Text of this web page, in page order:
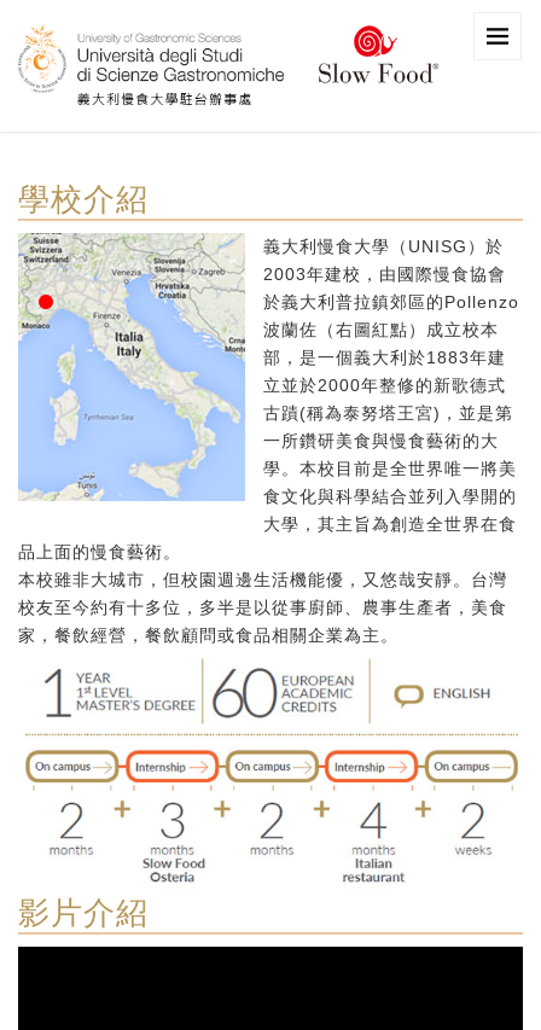
學校介紹
義大利慢食大學（UNISG）於
2003年建校，由國際慢食協會
於義大利普拉鎮郊區的Pollenzo
波蘭佐（右圖紅點）成立校本
部，是一個義大利於1883年建
立並於2000年整修的新歌德式
古蹟(稱為泰努塔王宮)，並是第
一所鑽研美食與慢食藝術的大
學。本校目前是全世界唯一將美
食文化與科學結合並列入學開的
大學，其主旨為創造全世界在食
品上面的慢食藝術。
本校雖非大城市，但校園週邊生活機能優，又悠哉安靜。台灣
校友至今約有十多位，多半是以從事廚師、農事生產者，美食
家，餐飲經營，餐飲顧問或食品相關企業為主。
影片介紹